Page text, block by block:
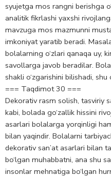
syujetga mos rangni berishga
analitik fikrlashi yaxshi
mavzuga mos mazmunni
imkoniyat yaratib beradi.
bolalarning o‘zlari qanaqa uy,
savollarga javob beradilar.
shakli o‘zgarishini bilishadi,
=== Taqdimot 30 ===
Dekorativ rasm solish, tasviriy
kabi, bolada go‘zallik hissini
asarlari bolalarga yorqinligi
bilan yaqindir. Bolalarni
dekorativ san’at asarlari bilan
bo‘lgan muhabbatni, ana shu
insonlar mehnatiga bo‘lgan